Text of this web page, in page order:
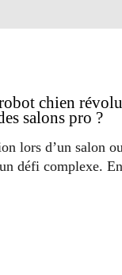
chien
salons pro ?
lors d’un salon
défi complexe.